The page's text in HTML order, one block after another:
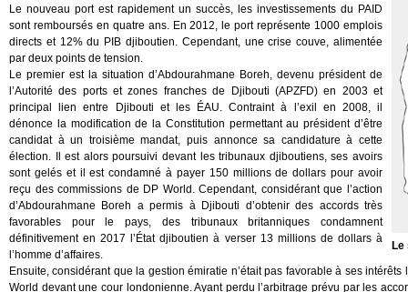
Le nouveau port est rapidement un succès, les investissements du PAID
sont remboursés en quatre ans. En 2012, le port représente 1000 emplois
directs et 12% du PIB djiboutien. Cependant, une crise couve, alimentée
par deux points de tension.
Le premier est la situation d’Abdourahmane Boreh, devenu président de
l’Autorité des ports et zones franches de Djibouti (APZFD) en 2003 et
principal lien entre Djibouti et les ÉAU. Contraint à l’exil en 2008, il
dénonce la modification de la Constitution permettant au président d’être
candidat à un troisième mandat, puis annonce sa candidature à cette
élection. Il est alors poursuivi devant les tribunaux djiboutiens, ses avoirs
sont gelés et il est condamné à payer 150 millions de dollars pour avoir
reçu des commissions de DP World. Cependant, considérant que l’action
d’Abdourahmane Boreh a permis à Djibouti d’obtenir des accords très
favorables pour le pays, des tribunaux britanniques condamnent
définitivement en 2017 l’État djiboutien à verser 13 millions de dollars à
l’homme d’affaires.
Ensuite, considérant que la gestion émiratie n’était pas favorable à ses
World devant une cour londonienne. Ayant perdu l’arbitrage prévu par les